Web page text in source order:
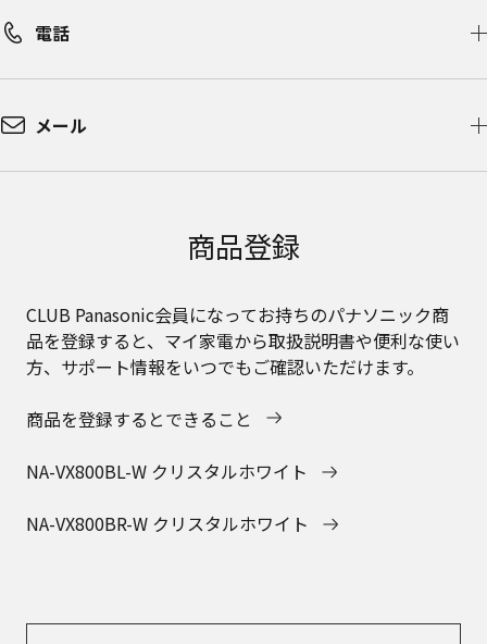
電話
メール
商品登録
CLUB Panasonic会員になってお持ちのパナソニック商
品を登録すると、マイ家電から取扱説明書や便利な使い
方、サポート情報をいつでもご確認いただけます。
商品を登録するとできること
NA-VX800BL-W クリスタルホワイト
NA-VX800BR-W クリスタルホワイト